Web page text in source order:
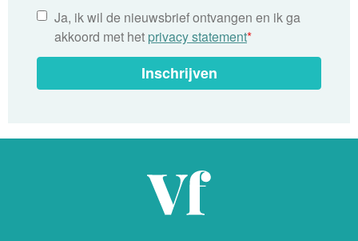
Ja, ik wil de nieuwsbrief ontvangen en ik ga
akkoord met het privacy statement*
Inschrijven